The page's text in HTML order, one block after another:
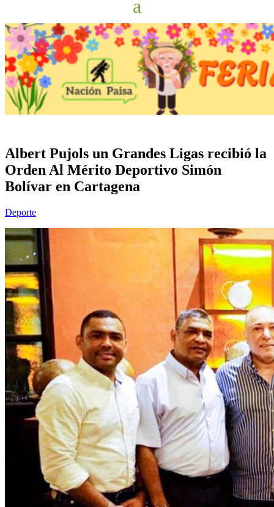
Albert Pujols un Grandes Ligas recibió la
Orden Al Mérito Deportivo Simón
Bolívar en Cartagena
Deporte